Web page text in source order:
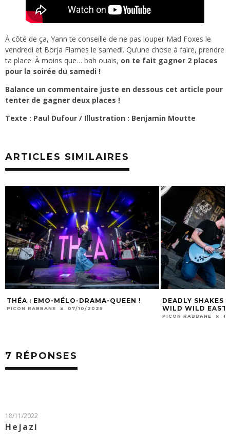
À côté de ça, Yann te conseille de ne pas louper Mad Foxes le
vendredi et Borja Flames le samedi. Qu’une chose à faire, prendre
ta place. À moins que… bah ouais, on te fait gagner 2 places
pour la soirée du samedi !
Balance un commentaire juste en dessous cet article pour
tenter de gagner deux places !
Texte : Paul Dufour / Illustration : Benjamin Moutte
ARTICLES SIMILAIRES
THÉA : EMO-MÉLO-DRAMA-QUEEN !
PICON RABBANE 07/10/2025
DEADLY SHAKES :
WILD WILD EAST
PICON RABBANE
7 RÉPONSES
18/11/2022
Hejazi